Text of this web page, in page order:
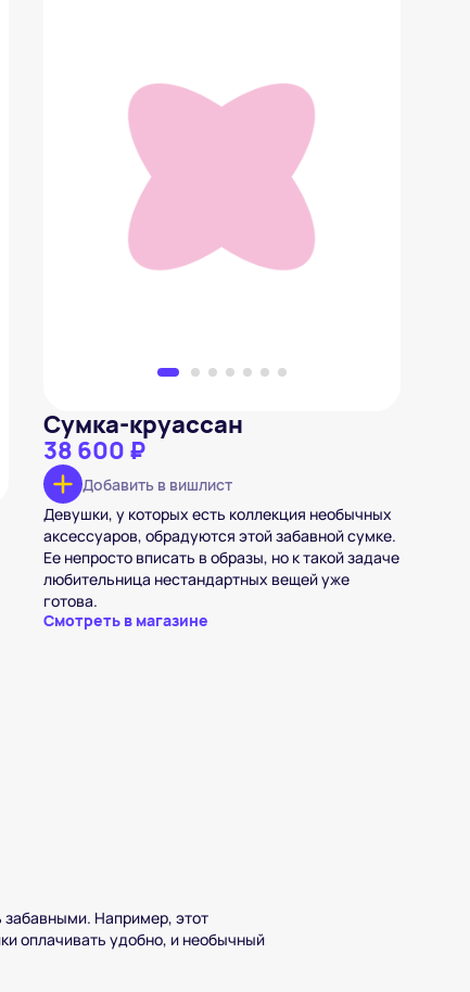
Сумка-круассан
38 600 ₽
Добавить в вишлист
Девушки, у которых есть коллекция необычных
аксессуаров, обрадуются этой забавной сумке.
Ее непросто вписать в образы, но к такой задаче
любительница нестандартных вещей уже
готова.
Смотреть в магазине
Например, этот
оплачивать удобно, и необычный